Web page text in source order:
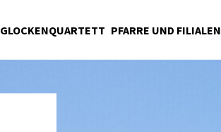
GLOCKENQUARTETT PFARRE UND FILIALEN